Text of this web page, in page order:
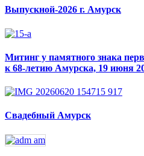
Выпускной-2026 г. Амурск
Митинг у памятного знака
к 68-летию Амурска, 19 июня
Свадебный Амурск